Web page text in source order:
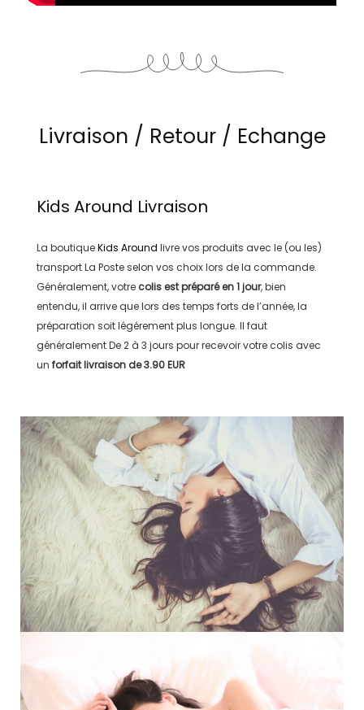
Livraison / Retour / Echange
Kids Around Livraison
La boutiqueKids Around livre vos produits avec le (ou les)
transportLa Posteselon vos choix lors de la commande.
Généralement, votre colis est préparé en1 jour, bien
entendu, il arrive que lors des temps forts de l’année, la
préparation soit légérement plus longue. Il faut
généralementDe 2 à 3 jours pour recevoir votre colis avec
un forfait livraison de3.90 EUR